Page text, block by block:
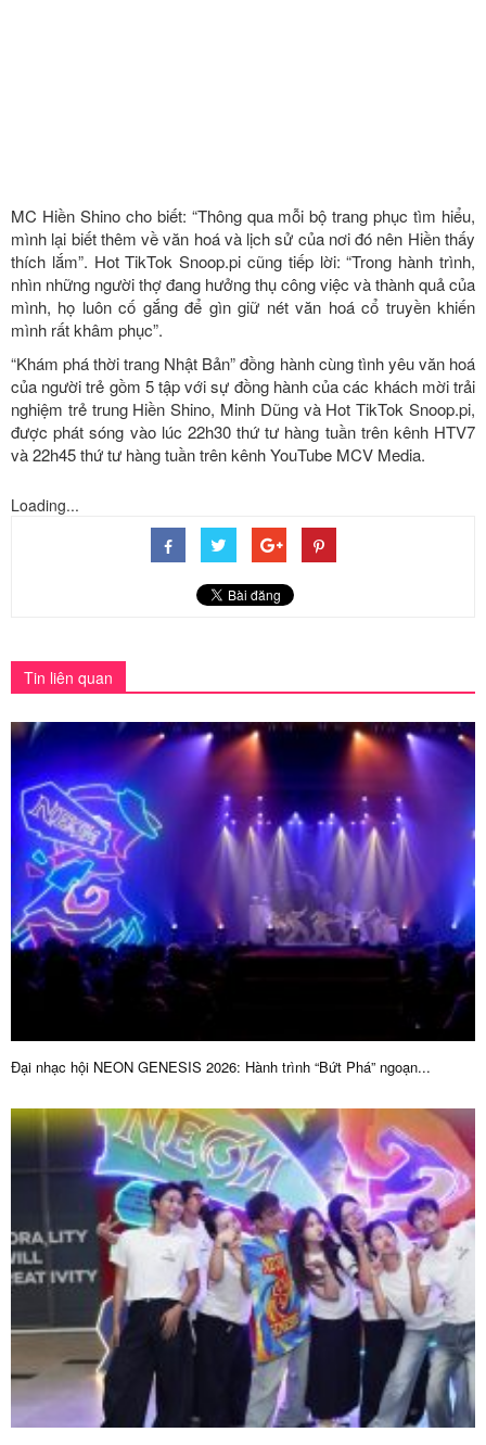
MC Hiền Shino cho biết: “Thông qua mỗi bộ trang phục tìm hiểu,
mình lại biết thêm về văn hoá và lịch sử của nơi đó nên Hiền thấy
thích lắm”. Hot TikTok Snoop.pi cũng tiếp lời: “Trong hành trình,
nhìn những người thợ đang hưởng thụ công việc và thành quả của
mình, họ luôn cố gắng để gìn giữ nét văn hoá cổ truyền khiến
mình rất khâm phục”.
“Khám phá thời trang Nhật Bản” đồng hành cùng tình yêu văn hoá
của người trẻ gồm 5 tập với sự đồng hành của các khách mời trải
nghiệm trẻ trung Hiền Shino, Minh Dũng và Hot TikTok Snoop.pi,
được phát sóng vào lúc 22h30 thứ tư hàng tuần trên kênh HTV7
và 22h45 thứ tư hàng tuần trên kênh YouTube MCV Media.
Loading...
Tin liên quan
Đại nhạc hội NEON GENESIS 2026: Hành trình “Bứt Phá” ngoạn...